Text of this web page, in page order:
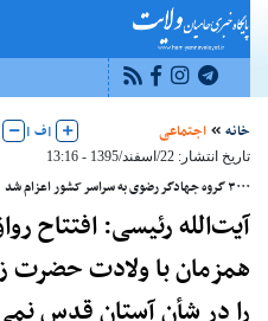
خانه اجتماعی |ف |
تاریخ انتشار: 22/اسفند/1395 - 13:16
۳۰۰۰ گروه جهادگر رضوی به سراسر کشور اعزام شد
آیت‌الله رئیسی: افتتاح
همزمان با ولادت حضرت
را در شأن آستان قدس